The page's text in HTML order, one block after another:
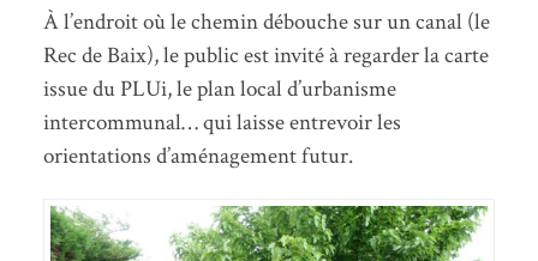
À l’endroit où le chemin débouche sur un canal (le
Rec de Baix), le public est invité à regarder la carte
issue du PLUi, le plan local d’urbanisme
intercommunal… qui laisse entrevoir les
orientations d’aménagement futur.